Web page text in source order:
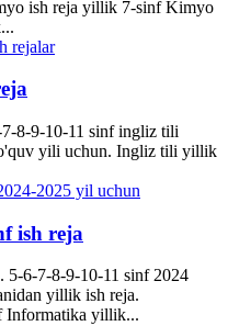
ish reja yillik 7-sinf Kimyo
8-9-10-11 sinf ingliz tili
yili uchun. Ingliz tili yillik
ish reja
5-6-7-8-9-10-11 sinf 2024
yillik ish reja.
Informatika yillik...